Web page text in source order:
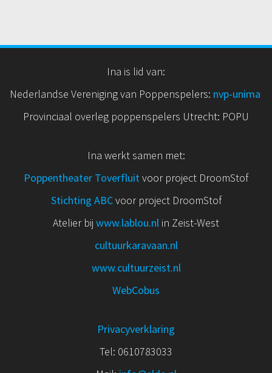
Ina is lid van:
Nederlandse Vereniging van Poppenspelers: nvp-unima
Provinciaal overleg poppenspelers Utrecht: POPU
Ina werkt samen met:
Poppentheater Toverfluitvoor project DroomStof
Stichting ABCvoor project DroomStof
Atelier bij www.lablou.nl in Zeist-West
cultuurkaravaan.nl
www.cultuurzeist.nl
WebCobus
Privacyverklaring
Tel: 0610783033